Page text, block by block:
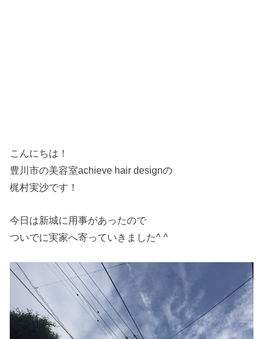
こんにちは！
豊川市の美容室achieve hair designの
梶村実沙です！
今日は新城に用事があったので
ついでに実家へ寄っていきました^ ^